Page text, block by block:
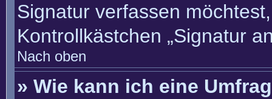
Signatur verfassen
Kontrollkästchen „Signatur
Nach oben
» Wie kann ich eine